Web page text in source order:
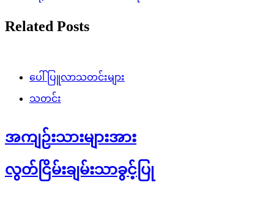
Related Posts
ပေါ်ပြူလာသတင်းများ
သတင်း
အကျဉ်းသားများအား
လွတ်ငြိမ်းချမ်းသာခွင့်ပြု